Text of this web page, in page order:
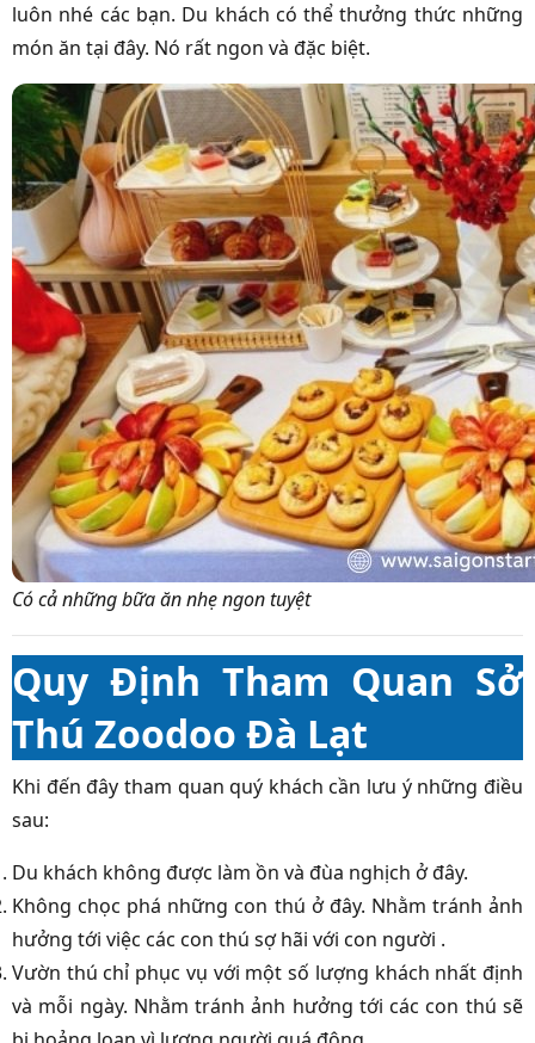
luôn nhé các bạn. Du khách có thể thưởng thức những
món ăn tại đây. Nó rất ngon và đặc biệt.
Có cả những bữa ăn nhẹ ngon tuyệt
Quy Định Tham Quan Sở
Thú Zoodoo Đà Lạt
Khi đến đây tham quan quý khách cần lưu ý những điều
sau:
Du khách không được làm ồn và đùa nghịch ở đây.
Không chọc phá những con thú ở đây. Nhằm tránh ảnh
hưởng tới việc các con thú sợ hãi với con người .
Vườn thú chỉ phục vụ với một số lượng khách nhất định
và mỗi ngày. Nhằm tránh ảnh hưởng tới các con thú sẽ